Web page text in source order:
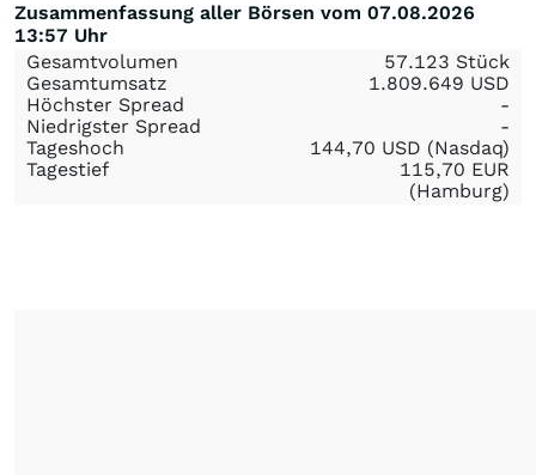
Zusammenfassung aller Börsen vom 07.08.2026
13:57 Uhr
Gesamtvolumen
57.123 Stück
Gesamtumsatz
1.809.649 USD
Höchster Spread
-
Niedrigster Spread
-
Tageshoch
144,70 USD (Nasdaq)
Tagestief
115,70 EUR
(Hamburg)